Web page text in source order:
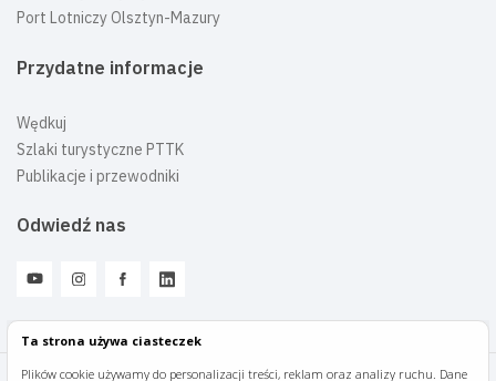
Ta strona używa ciasteczek
Plików cookie używamy do personalizacji treści, reklam oraz analizy ruchu. Dane
Port Lotniczy Olsztyn-Mazury
Przydatne informacje
Wędkuj
Szlaki turystyczne PTTK
Publikacje i przewodniki
Odwiedź nas